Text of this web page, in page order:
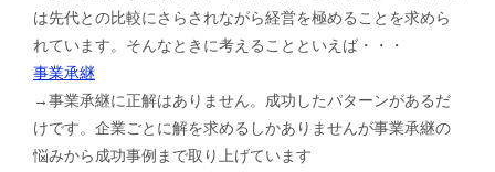
は先代との比較にさらされながら経営を極めることを求めら
れています。そんなときに考えることといえば・・・
事業承継
→事業承継に正解はありません。成功したパターンがあるだ
けです。企業ごとに解を求めるしかありませんが事業承継の
悩みから成功事例まで取り上げています